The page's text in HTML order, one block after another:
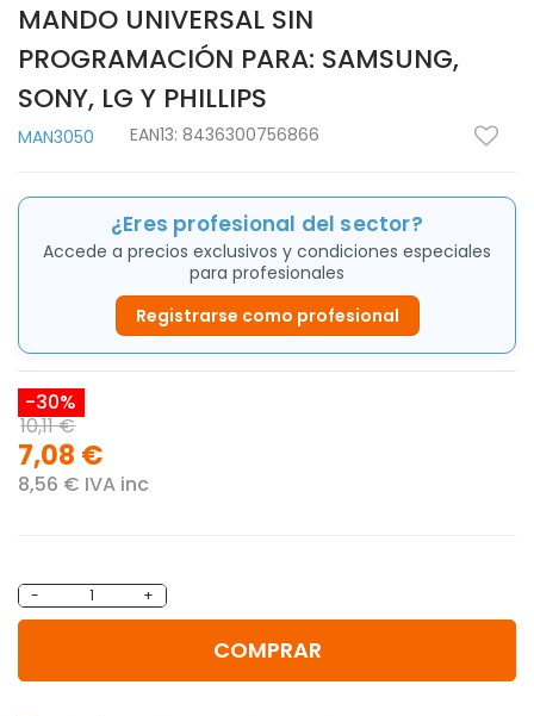
MANDO UNIVERSAL SIN
PROGRAMACIÓN PARA: SAMSUNG,
SONY, LG Y PHILLIPS
MAN3050 EAN13: 8436300756866
¿Eres profesional del sector?
Accede a precios exclusivos y condiciones especiales
para profesionales
Registrarse como profesional
-30%
10,11 €
7,08 €
8,56 € IVA inc
- +
COMPRAR